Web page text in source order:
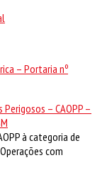
– Portaria nº
– CAOPP –
à categoria de
com